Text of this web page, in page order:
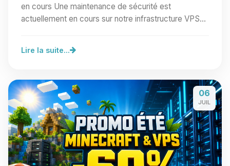
en cours Une maintenance de sécurité est
actuellement en cours sur notre infrastructure VPS
Lire la suite...
06
JUIL